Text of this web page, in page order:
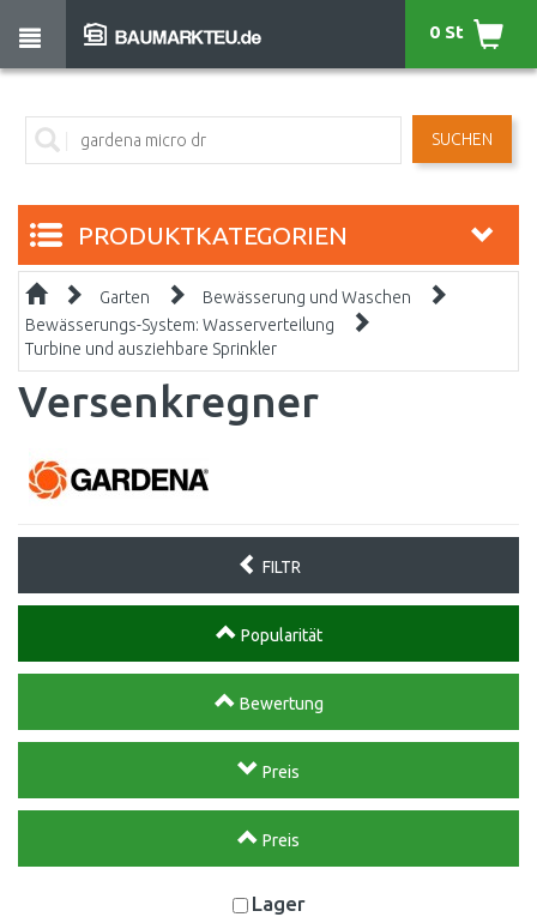
SUCHEN
0 St
PRODUKTKATEGORIEN
Garten
Bewässerung und Waschen
Bewässerungs-System: Wasserverteilung
Turbine und ausziehbare Sprinkler
Versenkregner
FILTR
Popularität
Bewertung
Preis
Preis
Lager